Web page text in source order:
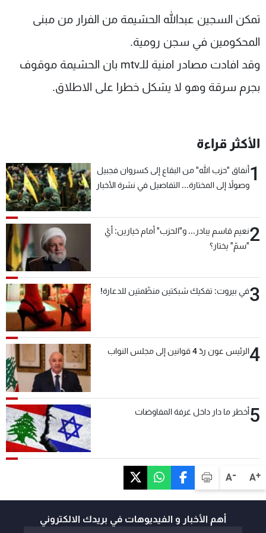
A+
A-
تمكن السجين عبدالله الحشيمة من الفرار من مبنى
المحكومين في سجن رومية.
وقد افادت مصادر امنية للـmtv بان الحشيمة موقوف
بجرم سرقة وهو لا يشكل خطرا على الاطلاق.
الأكثر قراءة
1أنفاق "حزب الله" من البقاع إلى كسروان فجبيل
وصولاً إلى المختارة... التفاصيل في نشرة الأخبار
2نعيم قاسم يبادر... و"الحزب" أمام خيارين: أيّ
"سمّ" يختار؟
3في بيروت: تفكيك شبكتين منظّمتين للدعارة!
4الرئيس عون ردّ 4 قوانين إلى مجلس النواب
5أخطر ما دار داخل غرفة المفاوضات
أهم الأخبار و الفيديوهات في بريدك الالكتروني
شاهد البرامج
الترددات
عن MTV
لاعلاناتكم
وظائف
شروط الإسـتخدام